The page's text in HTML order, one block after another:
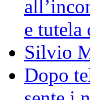
e tutela
Silvio
Dopo